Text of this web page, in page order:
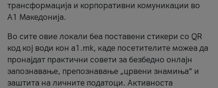
трансформација и корпоративни комуникации во
А1 Македонија.
Во сите овие локали беа поставени стикери со QR
код кој води кон a1.mk, каде посетителите можеа да
пронајдат практични совети за безбедно онлајн
запознавање, препознавање „црвени знамиња“ и
заштита на личните податоци. Активноста